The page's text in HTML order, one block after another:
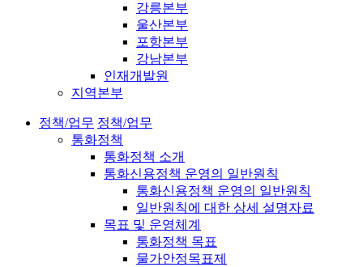
강릉본부
울산본부
포항본부
강남본부
인재개발원
지역본부
정책/업무 정책/업무
통화정책
통화정책 소개
통화신용정책 운영의 일반원칙
통화신용정책 운영의 일반원칙
일반원칙에 대한 상세 설명자료
목표 및 운영체계
통화정책 목표
물가안정목표제